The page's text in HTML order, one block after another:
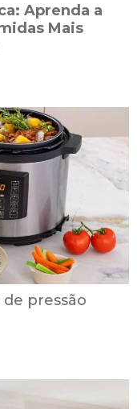
Aprenda a
Mais
pressão